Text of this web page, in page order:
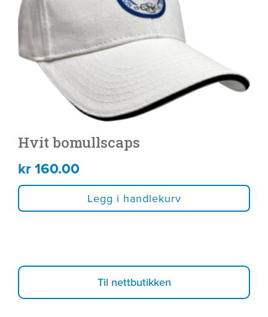
Hvit bomullscaps
kr160.00
Legg i handlekurv
Til nettbutikken